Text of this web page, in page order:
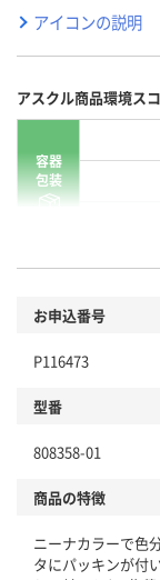
アイコンの説明
アスクル商品環境ス
容器
包装
商品
本体
仕組
この商品の環境配
お申込番号
P116473
型番
808358-01
商品の特徴
ニーナカラーで色
タにパッキンが付